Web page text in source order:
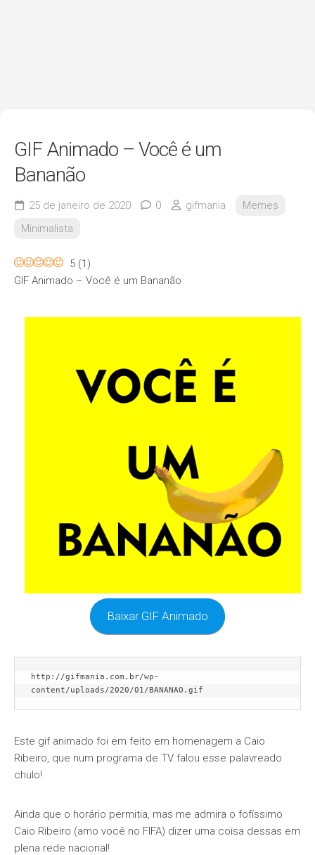
GIF Animado – Você é um
Bananão
25 de janeiro de 2020 0 gifmania
Memes
Minimalista
5 (1)
GIF Animado – Você é um Bananão
Baixar GIF Animado
http://gifmania.com.br/wp-
content/uploads/2020/01/BANANAO.gif
Este gif animado foi em feito em homenagem a Caio
Ribeiro, que num programa de TV falou esse palavreado
chulo!
Ainda que o horário permitia, mas me admira o fofíssimo
Caio Ribeiro (amo você no FIFA) dizer uma coisa dessas em
plena rede nacional!